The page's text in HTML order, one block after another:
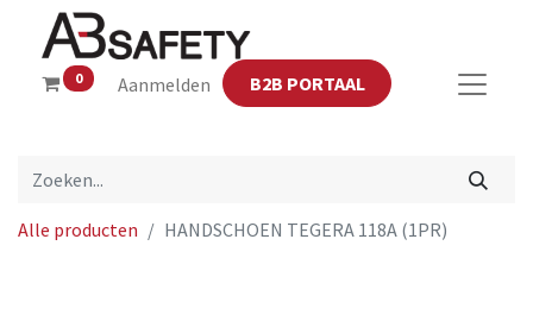
0 Aanmelden B2B PORTAAL
Alle producten HANDSCHOEN TEGERA 118A (1PR)